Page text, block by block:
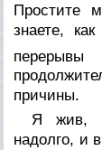
Простите
знаете,
причины.
Я жив,
надолго, и